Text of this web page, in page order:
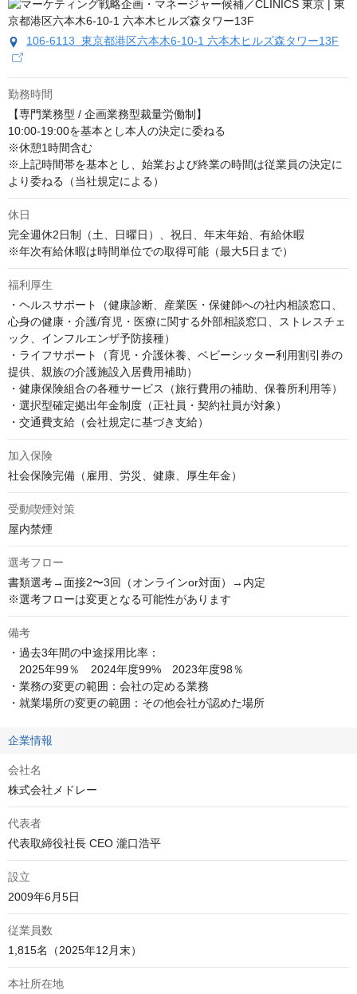
106-6113 東京都港区六本木6-10-1 六本木ヒルズ森タワー13F
勤務時間
【専門業務型 / 企画業務型裁量労働制】
10:00-19:00を基本とし本人の決定に委ねる
※休憩1時間含む
※上記時間帯を基本とし、始業および終業の時間は従業員の決定に
より委ねる（当社規定による）
休日
完全週休2日制（土、日曜日）、祝日、年末年始、有給休暇
※年次有給休暇は時間単位での取得可能（最大5日まで）
福利厚生
・ヘルスサポート（健康診断、産業医・保健師への社内相談窓口、
心身の健康・介護/育児・医療に関する外部相談窓口、ストレスチェ
ック、インフルエンザ予防接種）
・ライフサポート（育児・介護休養、ベビーシッター利用割引券の
提供、親族の介護施設入居費用補助）
・健康保険組合の各種サービス（旅行費用の補助、保養所利用等）
・選択型確定拠出年金制度（正社員・契約社員が対象）
・交通費支給（会社規定に基づき支給）
加入保険
社会保険完備（雇用、労災、健康、厚生年金）
受動喫煙対策
屋内禁煙
選考フロー
書類選考→面接2〜3回（オンラインor対面）→内定
※選考フローは変更となる可能性があります
備考
・過去3年間の中途採用比率：
2025年99％　2024年度99%　2023年度98％
・業務の変更の範囲：会社の定める業務
・就業場所の変更の範囲：その他会社が認めた場所
企業情報
会社名
株式会社メドレー
代表者
代表取締役社長 CEO 瀧口浩平
設立
2009年6月5日
従業員数
1,815名（2025年12月末）
本社所在地